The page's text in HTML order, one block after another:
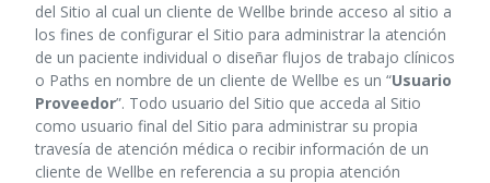
del Sitio al cual un cliente de Wellbe brinde acceso al sitio a
los fines de configurar el Sitio para administrar la atención
de un paciente individual o diseñar flujos de trabajo clínicos
o Paths en nombre de un cliente de Wellbe es un “Usuario
Proveedor”. Todo usuario del Sitio que acceda al Sitio
como usuario final del Sitio para administrar su propia
travesía de atención médica o recibir información de un
cliente de Wellbe en referencia a su propia atención